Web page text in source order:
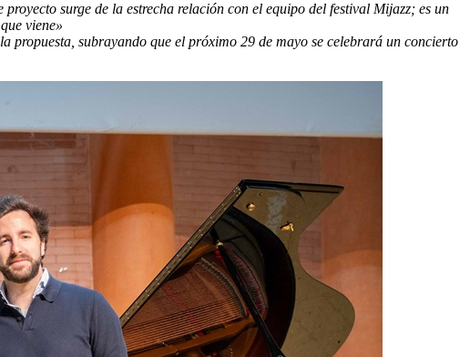
surge de la estrecha relación con el equipo del festival Mijazz; es un
viene»
subrayando que el próximo 29 de mayo se celebrará un concierto